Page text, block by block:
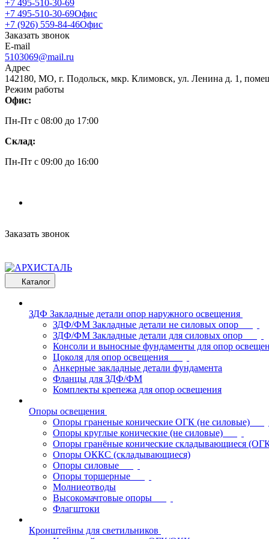
+7 495-510-30-69
+7 495-510-30-69Офис
+7 (926) 559-84-46Офис
Заказать звонок
E-mail
5103069@mail.ru
Адрес
142180, МО, г. Подольск, мкр. Климовск, ул. Ленина д. 1,
Режим работы
Офис:
Пн-Пт c 08:00 до 17:00
Склад:
Пн-Пт c 09:00 до 16:00
Заказать звонок
Каталог
ЗДФ Закладные детали опор наружного освещения
ЗДФ/ФМ Закладные детали не силовых опор
ЗДФ/ФМ Закладные детали для силовых опор
Консоли и выносные фундаменты для опор
Цоколя для опор освещения
Анкерные закладные детали фундамента
Фланцы для ЗДФ/ФМ
Комплекты крепежа для опор освещения
Опоры освещения
Опоры граненые конические ОГК (не силовые)
Опоры круглые конические (не силовые)
Опоры гранёные конические складывающиеся
Опоры ОККС (складывающиеся)
Опоры силовые
Опоры торшерные
Молниеотводы
Высокомачтовые опоры
Флагштоки
Кронштейны для светильников